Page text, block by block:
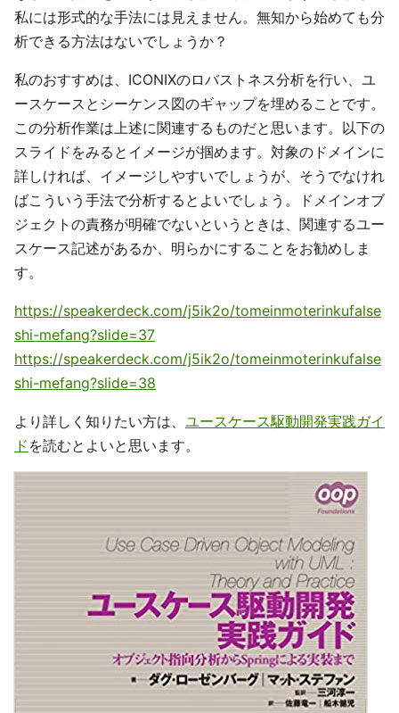
私には形式的な手法には見えません。無知から始めても分
析できる方法はないでしょうか？
私のおすすめは、ICONIXのロバストネス分析を行い、ユ
ースケースとシーケンス図のギャップを埋めることです。
この分析作業は上述に関連するものだと思います。以下の
スライドをみるとイメージが掴めます。対象のドメインに
詳しければ、イメージしやすいでしょうが、そうでなけれ
ばこういう手法で分析するとよいでしょう。ドメインオブ
ジェクトの責務が明確でないというときは、関連するユー
スケース記述があるか、明らかにすることをお勧めしま
す。
https://speakerdeck.com/j5ik2o/tomeinmoterinkufalse
shi-mefang?slide=37
https://speakerdeck.com/j5ik2o/tomeinmoterinkufalse
shi-mefang?slide=38
より詳しく知りたい方は、 ユースケース駆動開発実践ガイ
ド を読むとよいと思います。